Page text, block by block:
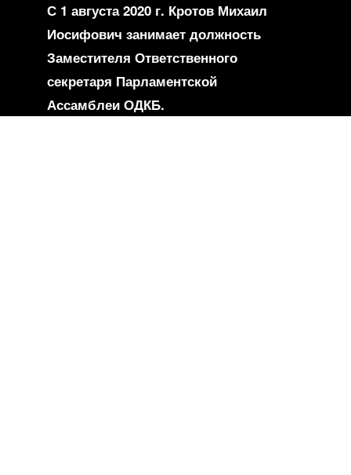
С 1 августа 2020 г. Кротов Михаил
Иосифович занимает должность
Заместителя Ответственного
секретаря Парламентской
Ассамблеи ОДКБ.